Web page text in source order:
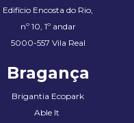
Edifício Encosta do Rio,
nº 10, 1º andar
5000-557 Vila Real
Bragança
Brigantia Ecopark
Able It